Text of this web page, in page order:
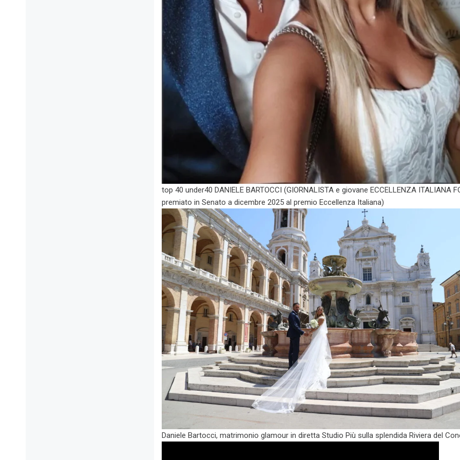
top 40 under40 DANIELE BARTOCCI (GIORNALISTA e giovane ECCELLENZA ITALIANA
premiato in Senato a dicembre 2025 al premio Eccellenza Italiana)
Daniele Bartocci, matrimonio glamour in diretta Studio Più sulla splendida Riviera del